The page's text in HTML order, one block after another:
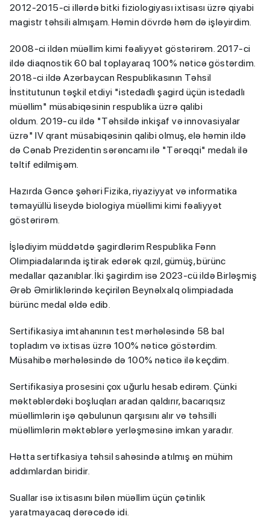
2012-2015-ci illərdə bitki fiziologiyası ixtisası üzrə qiyabi
magistr təhsili almışam. Həmin dövrdə həm də işləyirdim.
2008-ci ildən müəllim kimi fəaliyyət göstərirəm. 2017-ci
ildə diaqnostik 60 bal toplayaraq 100% nəticə göstərdim.
2018-ci ildə Azərbaycan Respublikasının Təhsil
İnstitutunun təşkil etdiyi "istedadlı şagird üçün istedadlı
müəllim" müsabiqəsinin respublika üzrə qalibi
oldum. 2019-cu ildə "Təhsildə inkişaf və innovasiyalar
üzrə" IV qrant müsabiqəsinin qalibi olmuş, elə həmin ildə
də Cənab Prezidentin sərəncamı ilə "Tərəqqi" medalı ilə
təltif edilmişəm.
Hazırda Gəncə şəhəri Fizika, riyaziyyat və informatika
təmayüllü liseydə biologiya müəllimi kimi fəaliyyət
göstərirəm.
İşlədiyim müddətdə şagirdlərim Respublika Fənn
Olimpiadalarında iştirak edərək qızıl, gümüş, bürünc
medallar qazanıblar. İki şagirdim isə 2023-cü ildə Birləşmiş
Ərəb Əmirliklərində keçirilən Beynəlxalq olimpiadada
bürünc medal əldə edib.
Sertifikasiya imtahanının test mərhələsində 58 bal
topladım və ixtisas üzrə 100% nəticə göstərdim.
Müsahibə mərhələsində də 100% nəticə ilə keçdim.
Sertifikasiya prosesini çox uğurlu hesab edirəm. Çünki
məktəblərdəki boşluqları aradan qaldırır, bacarıqsız
müəllimlərin işə qəbulunun qarşısını alır və təhsilli
müəllimlərin məktəblərə yerləşməsinə imkan yaradır.
Hətta sertifkasiya təhsil sahəsində atılmış ən mühim
addımlardan biridir.
Suallar isə ixtisasını bilən müəllim üçün çətinlik
yaratmayacaq dərəcədə idi.